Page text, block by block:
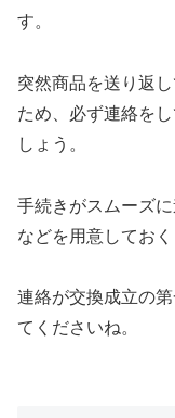
す。
突然商品を送り返
ため、必ず連絡を
しょう。
手続きがスムーズ
などを用意しておく
連絡が交換成立の
てくださいね。